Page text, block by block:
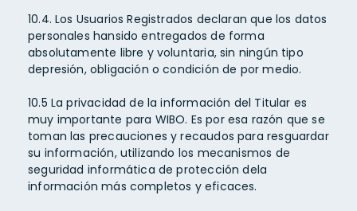
10.4. Los Usuarios Registrados declaran que los datos
personales hansido entregados de forma
absolutamente libre y voluntaria, sin ningún tipo
depresión, obligación o condición de por medio.
10.5 La privacidad de la información del Titular es
muy importante para WIBO. Es por esa razón que se
toman las precauciones y recaudos para resguardar
su información, utilizando los mecanismos de
seguridad informática de protección dela
información más completos y eficaces.